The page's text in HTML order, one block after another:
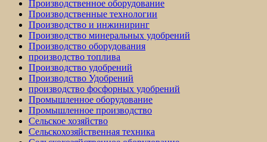
Производственное оборудование
Производственные технологии
Производство и инжиниринг
Производство минеральных удобрений
Производство оборудования
производство топлива
Производство удобрений
Производство Удобрений
производство фосфорных удобрений
Промышленное оборудование
Промышленное производство
Сельское хозяйство
Сельскохозяйственная техника